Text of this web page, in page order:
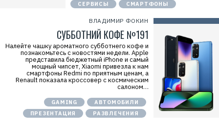
СЕРВИСЫ
СМАРТФОНЫ
ВЛАДИМИР ФОКИН
СУББОТНИЙ КОФЕ №191
Налейте чашку ароматного субботнего кофе и
познакомьтесь с новостями недели. Apple
представила бюджетный iPhone и самый
мощный чипсет, Xiaomi привезла к нам
смартфоны Redmi по приятным ценам, а
Renault показала кроссовер с космическим
салоном…
GAMING
АВТОМОБИЛИ
ПРЕЗЕНТАЦИЯ
РАЗВЛЕЧЕНИЯ